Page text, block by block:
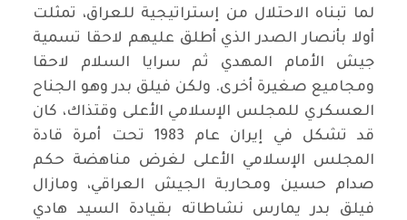
لما تبناه الاحتلال من إستراتيجية للعراق، تمثلت
أولا بأنصار الصدر الذي أطلق عليهم لاحقا تسمية
جيش الأمام المهدي ثم سرايا السلام لاحقا
ومجاميع صغيرة أخرى. ولكن فيلق بدر وهو الجناح
العسكري للمجلس الإسلامي الأعلى وقتذاك، كان
قد تشكل في إيران عام 1983 تحت أمرة قادة
المجلس الإسلامي الأعلى لغرض مناهضة حكم
صدام حسين ومحاربة الجيش العراقي، ومازال
فيلق بدر يمارس نشاطاته بقيادة السيد هادي